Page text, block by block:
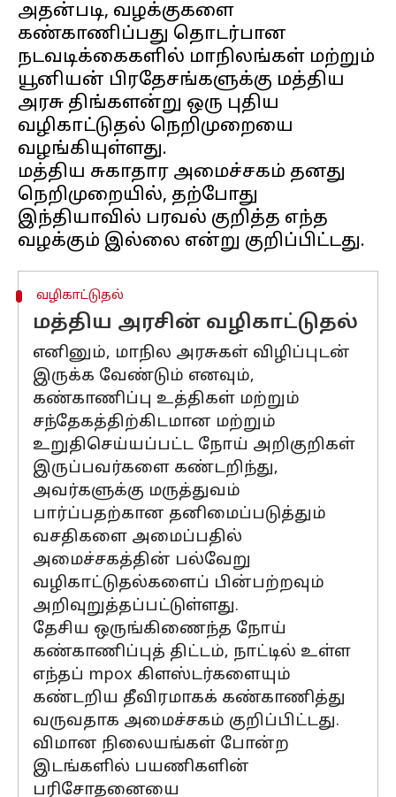
அதன்படி, வழக்குகளை
கண்காணிப்பது தொடர்பான
நடவடிக்கைகளில் மாநிலங்கள் மற்றும்
யூனியன் பிரதேசங்களுக்கு மத்திய
அரசு திங்களன்று ஒரு புதிய
வழிகாட்டுதல் நெறிமுறையை
வழங்கியுள்ளது.
மத்திய சுகாதார அமைச்சகம் தனது
நெறிமுறையில், தற்போது
இந்தியாவில் பரவல் குறித்த எந்த
வழிகாட்டுதல்
மத்திய அரசின் வழிகாட்டுதல்
எனினும், மாநில அரசுகள் விழிப்புடன்
இருக்க வேண்டும் எனவும்,
கண்காணிப்பு உத்திகள் மற்றும்
சந்தேகத்திற்கிடமான மற்றும்
உறுதிசெய்யப்பட்ட நோய் அறிகுறிகள்
இருப்பவர்களை கண்டறிந்து,
அவர்களுக்கு மருத்துவம்
பார்ப்பதற்கான தனிமைப்படுத்தும்
வசதிகளை அமைப்பதில்
அமைச்சகத்தின் பல்வேறு
வழிகாட்டுதல்களைப் பின்பற்றவும்
அறிவுறுத்தப்பட்டுள்ளது.
தேசிய ஒருங்கிணைந்த நோய்
கண்காணிப்புத் திட்டம், நாட்டில் உள்ள
எந்தப் mpox கிளஸ்டர்களையும்
கண்டறிய தீவிரமாகக் கண்காணித்து
வருவதாக அமைச்சகம் குறிப்பிட்டது.
விமான நிலையங்கள் போன்ற
இடங்களில் பயணிகளின்
பரிசோதனையை